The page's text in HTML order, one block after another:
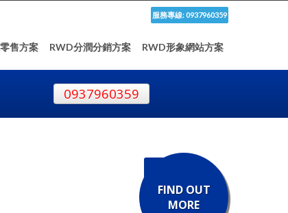
服務專線: 0937960359
售方案 RWD分潤分銷方案 RWD形象網站方案
0937960359
FIND OUT
MORE